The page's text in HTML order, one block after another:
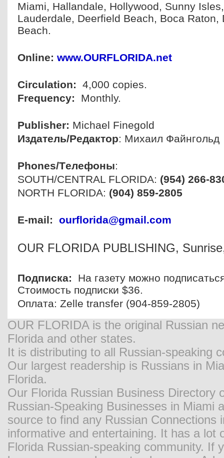
Miami, Hallandale, Hollywood, Sunny
Lauderdale, Deerfield Beach, Boca Raton,
Beach.
Online: www.OURFLORIDA.net
Circulation:
4,000 copies.
Frequency: Monthly.
Publisher: Michael Finegold
Издатель/Редактор: Михаил Файнгольд
Phones/Tелефоны:
SOUTH/CENTRAL FLORIDA: (954) 266-
NORTH FLORIDA: (904) 859-2805
E-mail: ourflorida@gmail.com
OUR FLORIDA PUBLISHING, Sunrise
Подписка: На газету можно
Стоимость подписки $36.
Оплата: Zelle transfer (904-859-2805)
OUR FLORIDA is the original Russian
Florida and other states.
It is distributing to all Russian-speaking
Our largest readership is Russians in
Florida.
Our Florida Russian Business Directory
Russian-Speaking Businesses in Miami
source to find any Russian
informative and entertaining. It has a
Florida Russian-speaking community. If